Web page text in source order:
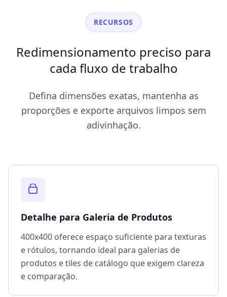
RECURSOS
Redimensionamento preciso para
cada fluxo de trabalho
Defina dimensões exatas, mantenha as
proporções e exporte arquivos limpos sem
adivinhação.
Detalhe para Galeria de Produtos
400x400 oferece espaço suficiente para texturas
e rótulos, tornando ideal para galerias de
produtos e tiles de catálogo que exigem clareza
e comparação.